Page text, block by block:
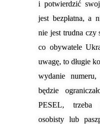
i potwierdzić
jest bezpłatna, a
nie jest trudna czy
co obywatele
uwagę, to długie
wydanie
będzie
PESEL, trzeba
osobisty lub